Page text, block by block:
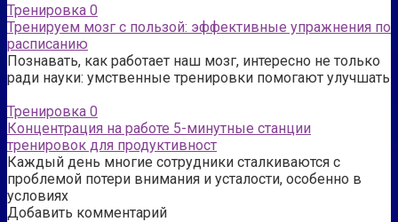
Тренировка 0
Тренируем мозг с пользой: эффективные упражнения по
расписанию
Познавать, как работает наш мозг, интересно не только
ради науки: умственные тренировки помогают улучшать
Тренировка 0
Концентрация на работе 5-минутные станции
тренировок для продуктивност
Каждый день многие сотрудники сталкиваются с
проблемой потери внимания и усталости, особенно в
условиях
Добавить комментарий